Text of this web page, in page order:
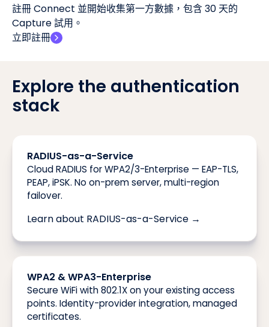
註冊 Connect 並開始收集第一方數據，包含 30 天的
Capture 試用。
立即註冊
Explore the authentication
stack
RADIUS-as-a-Service
Cloud RADIUS for WPA2/3-Enterprise — EAP-TLS,
PEAP, iPSK. No on-prem server, multi-region
failover.
Learn about RADIUS-as-a-Service →
WPA2 & WPA3-Enterprise
Secure WiFi with 802.1X on your existing access
points. Identity-provider integration, managed
certificates.